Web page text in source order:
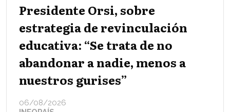
Presidente Orsi, sobre
estrategia de revinculación
educativa: “Se trata de no
abandonar a nadie, menos a
nuestros gurises”
06/08/2026